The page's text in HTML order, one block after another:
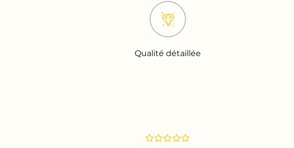
Qualité détaillée